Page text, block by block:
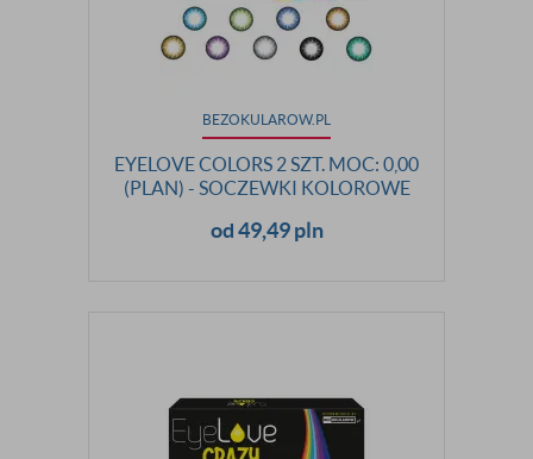
BEZOKULAROW.PL
EYELOVE COLORS 2 SZT. MOC: 0,00
(PLAN) - SOCZEWKI KOLOROWE
od 49,49 pln